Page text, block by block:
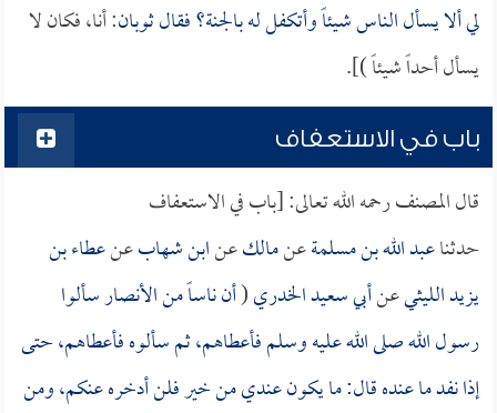
لي ألا يسأل الناس شيئاً وأتكفل له بالجنة؟ فقالثوبان: أنا، فكان لا
يسأل أحداً شيئاً )].
باب في الاستعفاف
قال المصنف رحمه الله تعالى: [باب في الاستعفاف
حدثناعبد الله بن مسلمةعنمالكعنابن شهابعنعطاء بن
يزيد الليثيعنأبي سعيد الخدري(أن ناساً من الأنصار سألوا
رسول الله صلى الله عليه وسلم فأعطاهم، ثم سألوه فأعطاهم، حتى
إذا نفد ما عنده قال: ما يكون عندي من خير فلن أدخره عنكم، ومن